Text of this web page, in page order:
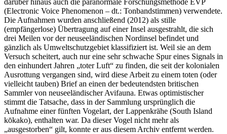
darüber hinaus auch die paranormale Forschungsmethode EVP
(Electronic Voice Phenomenon – dt.: Tonbandstimmen) verwendete.
Die Aufnahmen wurden anschließend (2012) als stille
(empfängerlose) Übertragung auf einer Insel ausgestrahlt, die sich
drei Meilen vor der neuseeländischen Nordinsel befindet und
gänzlich als Umweltschutzgebiet klassifiziert ist. Weil sie an dem
Versuch scheitert, auch nur eine sehr schwache Spur eines Signals in
den einhundert Jahren „toter Luft“ zu finden, die seit der kolonialen
Ausrottung vergangen sind, wird diese Arbeit zu einem toten (oder
vielleicht tauben) Brief an einen der bedeutendsten britischen
Sammler von neuseeländischer Avifauna. Etwas optimistischer
stimmt die Tatsache, dass in der Sammlung ursprünglich die
Aufnahme einer fünften Vogelart, der Lappenkrähe (South Island
kōkako), enthalten war. Da dieser Vogel nicht mehr als
„ausgestorben“ gilt, konnte er aus diesem Archiv entfernt werden.